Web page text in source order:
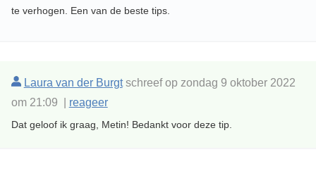
te verhogen. Een van de beste tips.
Laura van der Burgtschreef op zondag 9 oktober 2022
om 21:09 | reageer
Dat geloof ik graag, Metin! Bedankt voor deze tip.